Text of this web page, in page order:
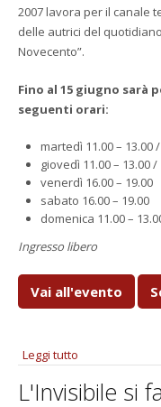
2007 lavora per il canale
delle autrici del
Novecento”.
Fino al 15 giugno sarà
seguenti orari:
martedì 11.00 – 13.00
giovedì 11.00 – 13.00 /
venerdì 16.00 – 19.00
sabato 16.00 – 19.00
domenica 11.00 –
Ingresso libero
Vai all'evento
Leggi tutto
L'Invisibile si